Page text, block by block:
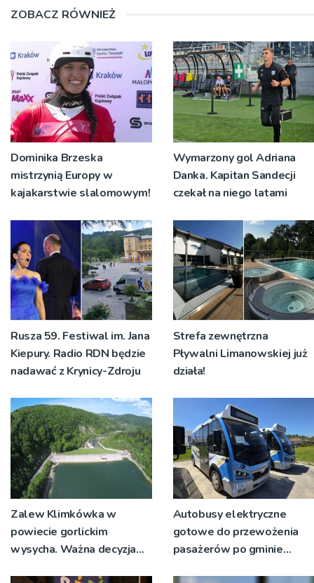
ZOBACZ RÓWNIEŻ
Dominika Brzeska
mistrzynią Europy w
kajakarstwie slalomowym!
Wymarzony gol Adriana
Danka. Kapitan Sandecji
czekał na niego latami
Rusza 59. Festiwal im. Jana
Kiepury. Radio RDN będzie
nadawać z Krynicy-Zdroju
Strefa zewnętrzna
Pływalni Limanowskiej już
działa!
Zalew Klimkówka w
powiecie gorlickim
wysycha. Ważna decyzja
Autobusy elektryczne
gotowe do przewożenia
pasażerów po gminie